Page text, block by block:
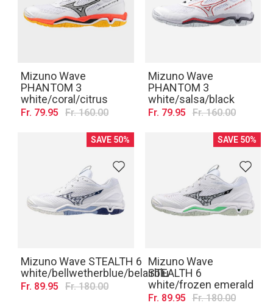
Mizuno Wave
PHANTOM 3
white/coral/citrus
Fr. 79.95 Fr. 160.00
Mizuno Wave
PHANTOM 3
white/salsa/black
Fr. 79.95 Fr. 160.00
SAVE 50%
Mizuno Wave STEALTH 6
white/bellwetherblue/belairblu
Fr. 89.95 Fr. 180.00
SAVE 50%
Mizuno Wave
STEALTH 6
white/frozen emerald
Fr. 89.95 Fr. 180.00